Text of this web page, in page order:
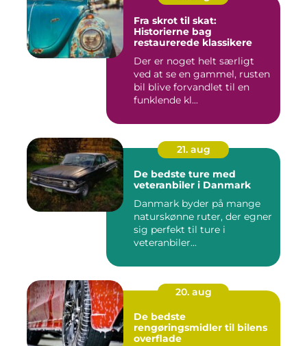
Fra skrot til skat:
Historierne bag
restaurerede klassikere
Der er noget helt særligt
ved at se en gammel, rusten
bil blive forvandlet til en
funklende kl...
21. aug
De bedste ture med
veteranbiler i Danmark
Danmark byder på mange
naturskønne ruter, der egner
sig perfekt til ture i
veteranbiler...
20. aug
De bedste
rengøringsmidler til bilens
overflade